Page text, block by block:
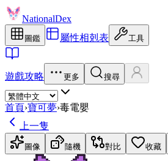
NationalDex
圖鑑 屬性相剋表 工具
遊戲攻略 更多 搜尋
首頁›寶可夢›毒電嬰
上一隻
圖像 隨機 對比 收藏